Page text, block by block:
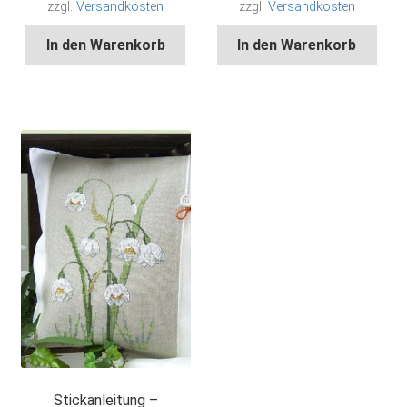
zzgl.Versandkosten
In den Warenkorb
zzgl. Versandkosten
In den Warenkorb
Stickanleitung –